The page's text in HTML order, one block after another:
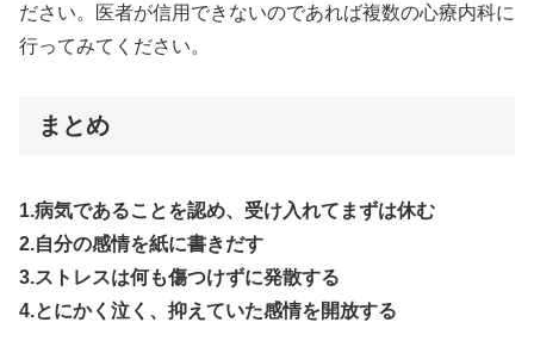
ださい。医者が信用できないのであれば複数の心療内科に
行ってみてください。
まとめ
1.病気であることを認め、受け入れてまずは休む
2.自分の感情を紙に書きだす
3.ストレスは何も傷つけずに発散する
4.とにかく泣く、抑えていた感情を開放する